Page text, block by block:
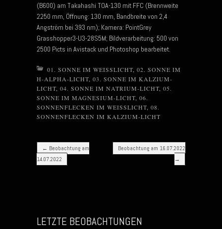
(B600) am Takahashi TOA-130 mit FFC (Brennweite
2250 mm, Öffnung: 130 mm, Bandbreite von 2,4
Angström bei 393 nm); Kamera: PointGrey
Grasshopper3-U3-28S5M; Bildverarbeitung: 500 von
2500 Picts in Avistack und Photoshop bearbeitet.
01. SONNE IM WEISSLICHT 02. SONNE IM
H-ALPHA-LICHT 03. SONNE IM KALZIUM-
LICHT 04. SONNE IM NATRIUM-LICHT 05.
SONNE IM MAGNESIUM-LICHT 06.
SONNENFLECKEN IM WEISSLICHT 08.
SONNENFLECKEN IM KALZIUM-LICHT
Post navigation
← Beobachtung am
14.07.2022
Beobachtung am 16.07.2022
→
LETZTE BEOBACHTUNGEN